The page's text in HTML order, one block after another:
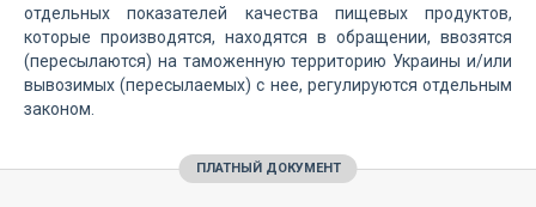
отдельных показателей качества пищевых продуктов,
которые производятся, находятся в обращении, ввозятся
(пересылаются) на таможенную территорию Украины и/или
вывозимых (пересылаемых) с нее, регулируются отдельным
законом.
ПЛАТНЫЙ ДОКУМЕНТ